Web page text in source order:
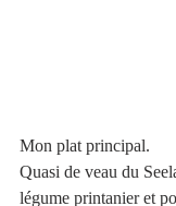
Mon plat principal.
Quasi de veau du
légume printanier et